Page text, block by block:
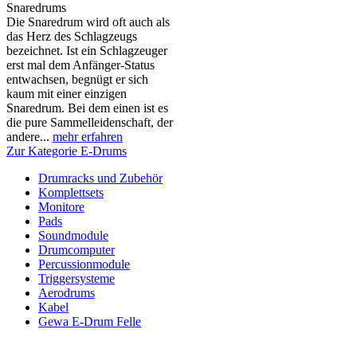
Snaredrums
Die Snaredrum wird oft auch als
das Herz des Schlagzeugs
bezeichnet. Ist ein Schlagzeuger
erst mal dem Anfänger-Status
entwachsen, begnügt er sich
kaum mit einer einzigen
Snaredrum. Bei dem einen ist es
die pure Sammelleidenschaft, der
andere... mehr erfahren
Zur Kategorie E-Drums
Drumracks und Zubehör
Komplettsets
Monitore
Pads
Soundmodule
Drumcomputer
Percussionmodule
Triggersysteme
Aerodrums
Kabel
Gewa E-Drum Felle